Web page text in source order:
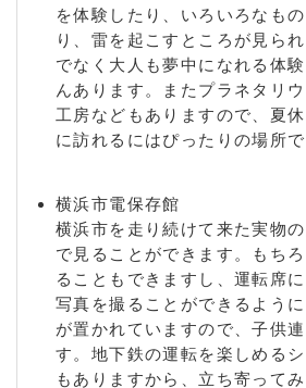
を体験したり、いろいろなも
り、雷を起こすところが見ら
でなく大人も夢中になれる体
んあります。またプラネタリ
工房などもありますので、夏
に訪れるにはぴったりの場所で
横浜市電保存館
横浜市を走り続けて来た実物
で見ることができます。もち
ることもできますし、運転席
写真を撮ることができるよう
が置かれていますので、子供
す。地下鉄の運転を楽しめる
もありますから、立ち寄って